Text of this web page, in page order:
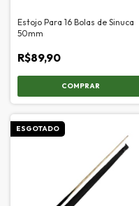
Estojo Para 16 Bolas de Sinuca
50mm
R$89,90
ESGOTADO